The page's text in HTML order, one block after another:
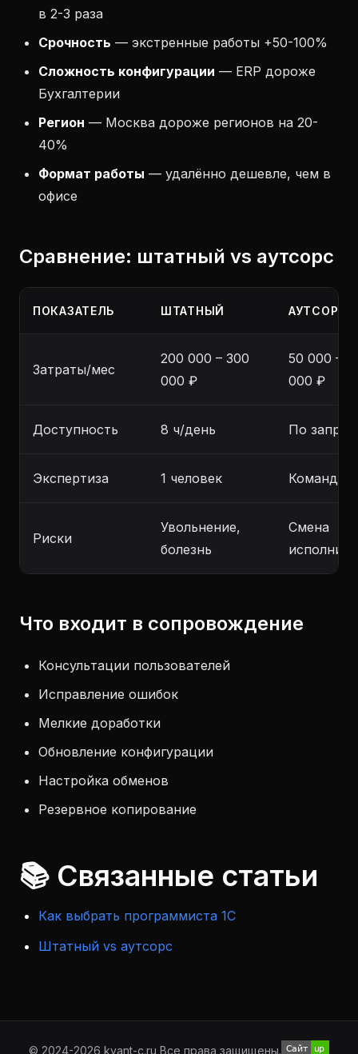
в 2-3 раза
Срочность — экстренные работы +50-100%
Сложность конфигурации — ERP дороже
Бухгалтерии
Регион — Москва дороже регионов на 20-
40%
Формат работы — удалённо дешевле, чем в
офисе
Сравнение: штатный vs аутсорс
ПОКАЗАТЕЛЬ ШТАТНЫЙ АУТСОРС
Затраты/мес
200 000 – 300
000 ₽
50 000 –
000 ₽
Доступность 8 ч/день По
Экспертиза 1 человек Команда
Риски
Увольнение,
болезнь
Смена
Что входит в сопровождение
Консультации пользователей
Исправление ошибок
Мелкие доработки
Обновление конфигурации
Настройка обменов
Резервное копирование
📚 Связанные статьи
Как выбрать программиста 1С
Штатный vs аутсорс
© 2024-2026 kvant-c.ru Все права защищены.